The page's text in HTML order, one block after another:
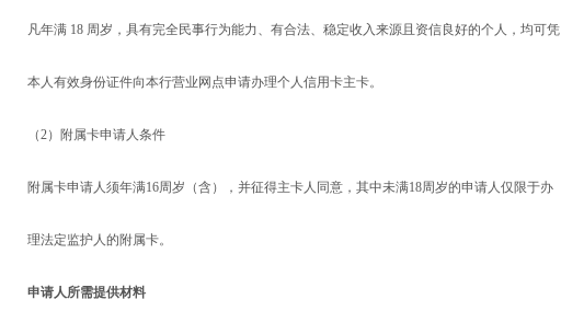
凡年满 18 周岁，具有完全民事行为能力、有合法、稳定收入来源且资信良好的个人，均可凭
本人有效身份证件向本行营业网点申请办理个人信用卡主卡。
（2）附属卡申请人条件
附属卡申请人须年满16周岁（含），并征得主卡人同意，其中未满18周岁的申请人仅限于办
理法定监护人的附属卡。
申请人所需提供材料